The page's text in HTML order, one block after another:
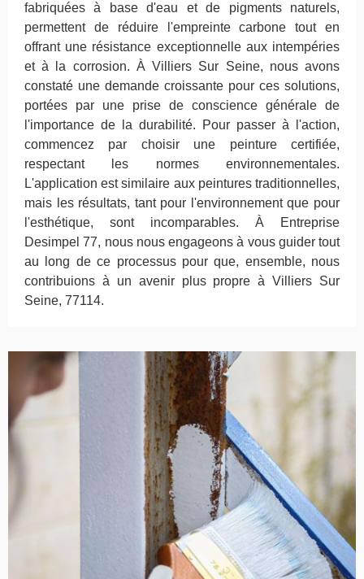
fabriquées à base d'eau et de pigments naturels,
permettent de réduire l'empreinte carbone tout en
offrant une résistance exceptionnelle aux intempéries
et à la corrosion. À Villiers Sur Seine, nous avons
constaté une demande croissante pour ces solutions,
portées par une prise de conscience générale de
l'importance de la durabilité. Pour passer à l'action,
commencez par choisir une peinture certifiée,
respectant les normes environnementales.
L'application est similaire aux peintures traditionnelles,
mais les résultats, tant pour l'environnement que pour
l'esthétique, sont incomparables. À Entreprise
Desimpel 77, nous nous engageons à vous guider tout
au long de ce processus pour que, ensemble, nous
contribuions à un avenir plus propre à Villiers Sur
Seine, 77114.